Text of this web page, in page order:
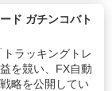
ド ガチンコバト
ラッキングトレ
を競い、FX自動
略を公開してい